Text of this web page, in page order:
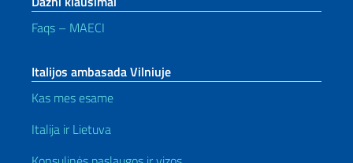
Faqs – MAECI
Italijos ambasada Vilniuje
Kas mes esame
Italija ir Lietuva